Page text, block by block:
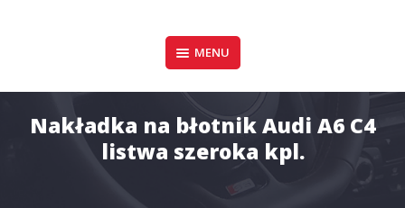
P.P.H.U. DAWID
GAŁUSZKA
Design & Style
MENU
Nakładka na błotnik Audi A6 C4
listwa szeroka kpl.